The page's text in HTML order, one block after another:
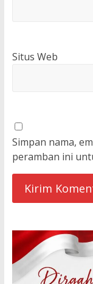
Situs Web
Simpan nama,
peramban ini